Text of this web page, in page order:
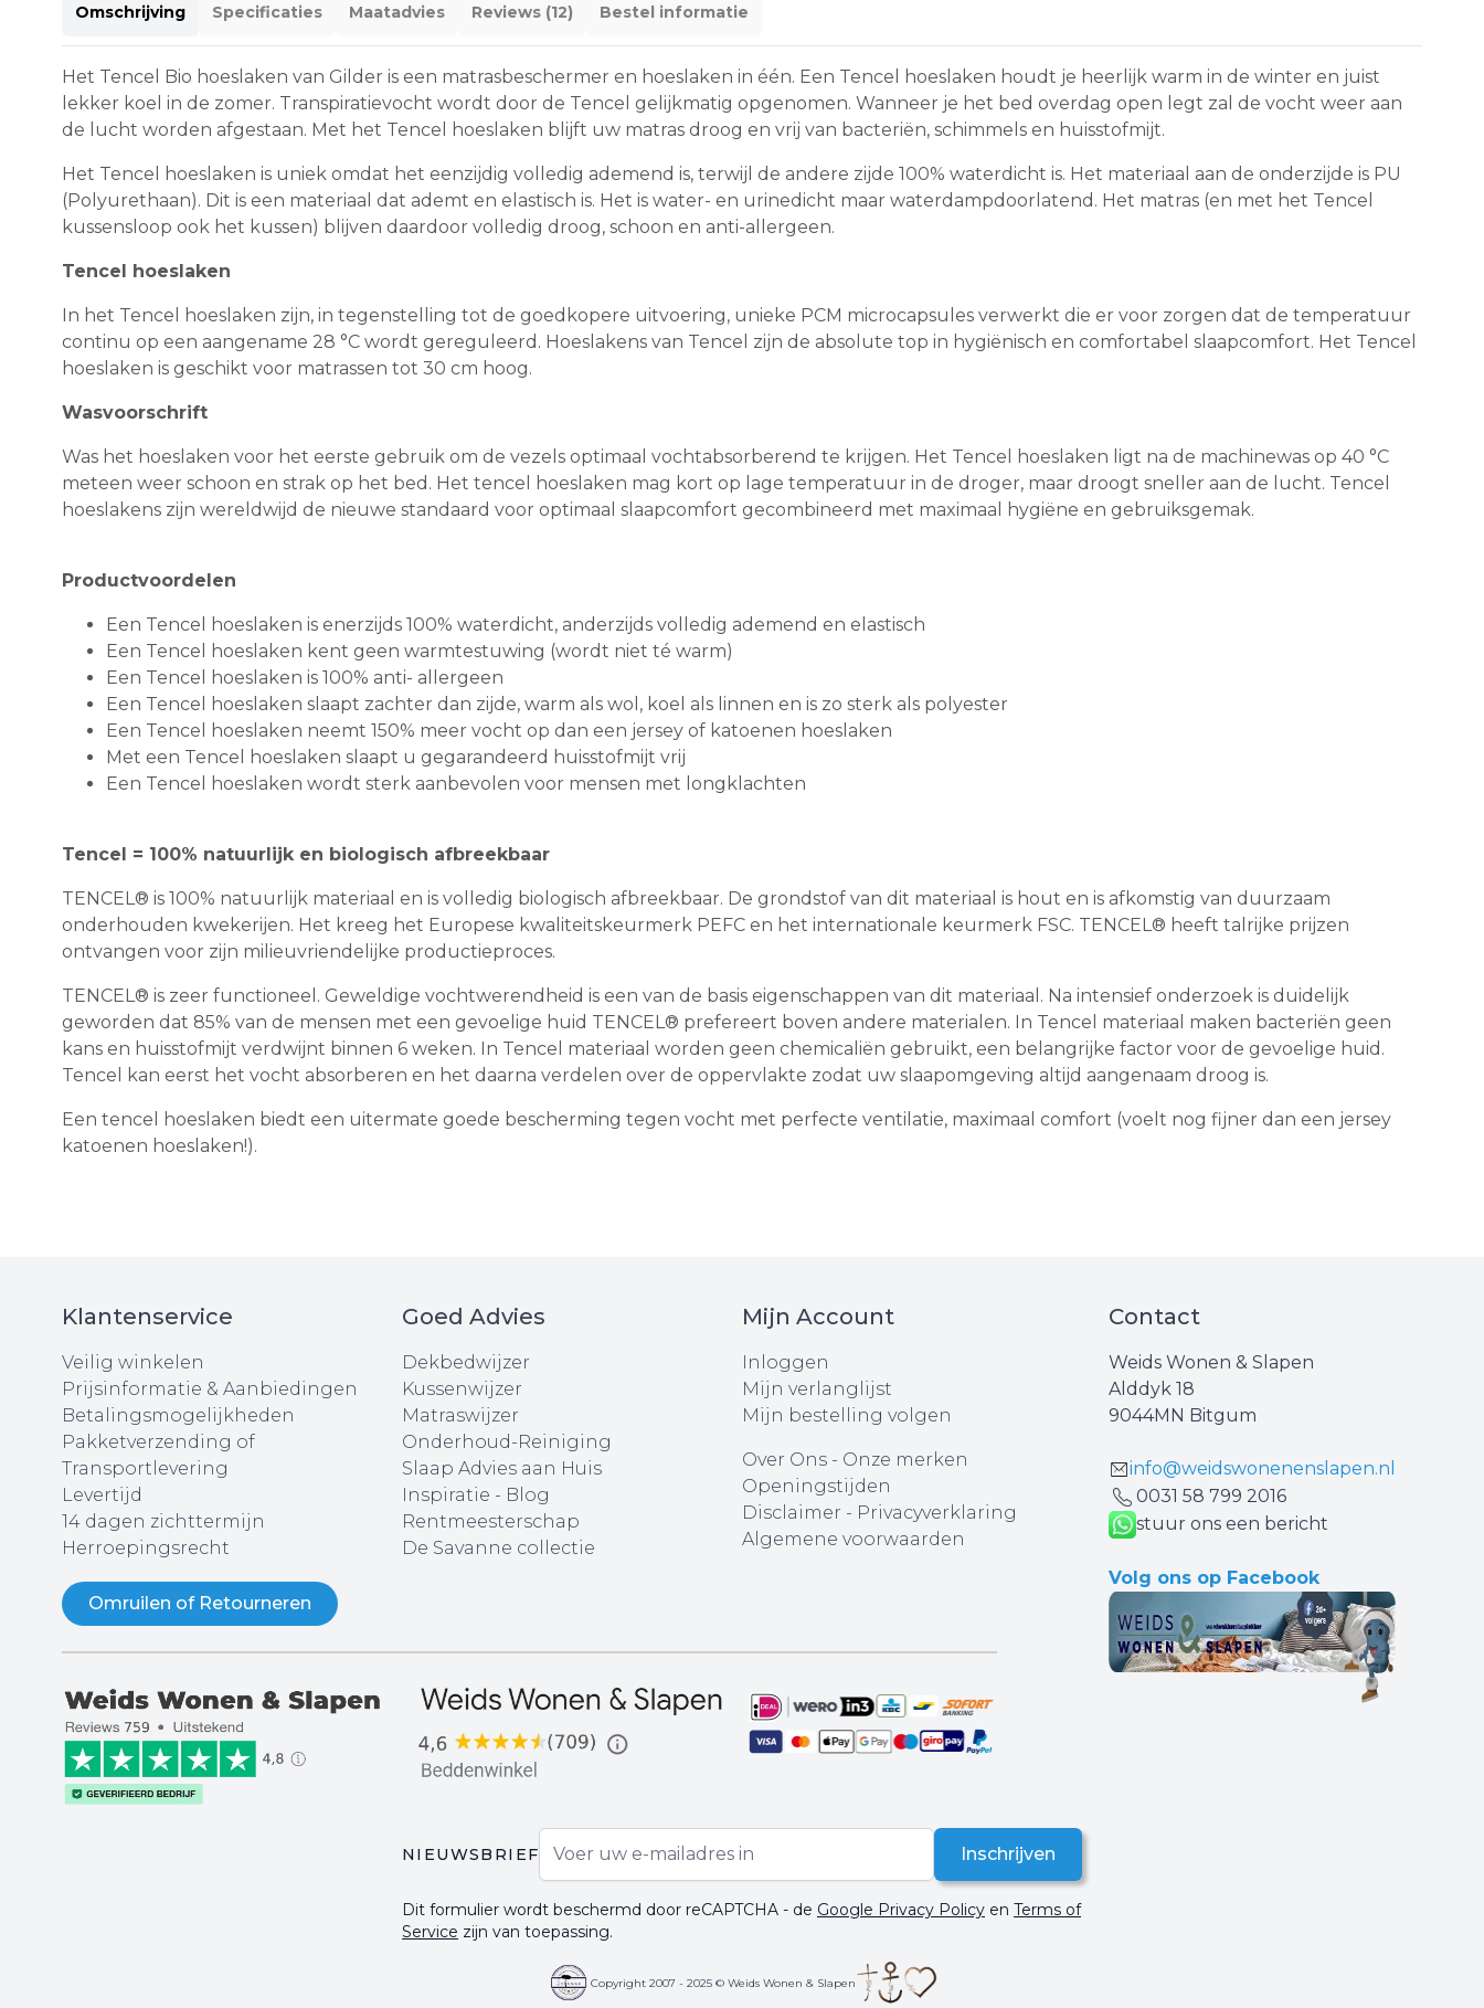
Omschrijving Specificaties Maatadvies Reviews (12) Bestel informatie
Het Tencel Bio hoeslaken van Gilder is een matrasbeschermer en hoeslaken in één. Een Tencel hoeslaken houdt je heerlijk warm in de winter en juist
lekker koel in de zomer. Transpiratievocht wordt door de Tencel gelijkmatig opgenomen. Wanneer je het bed overdag open legt zal de vocht weer aan
de lucht worden afgestaan. Met het Tencel hoeslaken blijft uw matras droog en vrij van bacteriën, schimmels en huisstofmijt.
Het Tencel hoeslaken is uniek omdat het eenzijdig volledig ademend is, terwijl de andere zijde 100% waterdicht is. Het materiaal aan de onderzijde is PU
(Polyurethaan). Dit is een materiaal dat ademt en elastisch is. Het is water- en urinedicht maar waterdampdoorlatend. Het matras (en met het Tencel
kussensloop ook het kussen) blijven daardoor volledig droog, schoon en anti-allergeen.
Tencel hoeslaken
In het Tencel hoeslaken zijn, in tegenstelling tot de goedkopere uitvoering, unieke PCM microcapsules verwerkt die er voor zorgen dat de temperatuur
continu op een aangename 28 °C wordt gereguleerd. Hoeslakens van Tencel zijn de absolute top in hygiënisch en comfortabel slaapcomfort. Het Tencel
hoeslaken is geschikt voor matrassen tot 30 cm hoog.
Wasvoorschrift
Was het hoeslaken voor het eerste gebruik om de vezels optimaal vochtabsorberend te krijgen. Het Tencel hoeslaken ligt na de machinewas op 40 °C
meteen weer schoon en strak op het bed. Het tencel hoeslaken mag kort op lage temperatuur in de droger, maar droogt sneller aan de lucht. Tencel
hoeslakens zijn wereldwijd de nieuwe standaard voor optimaal slaapcomfort gecombineerd met maximaal hygiëne en gebruiksgemak.
Productvoordelen
Een Tencel hoeslaken is enerzijds 100% waterdicht, anderzijds volledig ademend en elastisch
Een Tencel hoeslaken kent geen warmtestuwing (wordt niet té warm)
Een Tencel hoeslaken is 100% anti- allergeen
Een Tencel hoeslaken slaapt zachter dan zijde, warm als wol, koel als linnen en is zo sterk als polyester
Een Tencel hoeslaken neemt 150% meer vocht op dan een jersey of katoenen hoeslaken
Met een Tencel hoeslaken slaapt u gegarandeerd huisstofmijt vrij
Een Tencel hoeslaken wordt sterk aanbevolen voor mensen met longklachten
Tencel = 100% natuurlijk en biologisch afbreekbaar
TENCEL® is 100% natuurlijk materiaal en is volledig biologisch afbreekbaar. De grondstof van dit materiaal is hout en is afkomstig van duurzaam
onderhouden kwekerijen. Het kreeg het Europese kwaliteitskeurmerk PEFC en het internationale keurmerk FSC. TENCEL® heeft talrijke prijzen
ontvangen voor zijn milieuvriendelijke productieproces.
TENCEL® is zeer functioneel. Geweldige vochtwerendheid is een van de basis eigenschappen van dit materiaal. Na intensief onderzoek is duidelijk
geworden dat 85% van de mensen met een gevoelige huid TENCEL® prefereert boven andere materialen. In Tencel materiaal maken bacteriën geen
kans en huisstofmijt verdwijnt binnen 6 weken. In Tencel materiaal worden geen chemicaliën gebruikt, een belangrijke factor voor de gevoelige huid.
Tencel kan eerst het vocht absorberen en het daarna verdelen over de oppervlakte zodat uw slaapomgeving altijd aangenaam droog is.
Een tencel hoeslaken biedt een uitermate goede bescherming tegen vocht met perfecte ventilatie, maximaal comfort (voelt nog fijner dan een jersey
katoenen hoeslaken!).
Klantenservice
Veilig winkelen
Prijsinformatie & Aanbiedingen
Betalingsmogelijkheden
Pakketverzending of
Transportlevering
Levertijd
14 dagen zichttermijn
Herroepingsrecht
Omruilen of Retourneren
Goed Advies
Dekbedwijzer
Kussenwijzer
Matraswijzer
Onderhoud-Reiniging
Slaap Advies aan Huis
Inspiratie - Blog
Rentmeesterschap
De Savanne collectie
Mijn Account
Inloggen
Mijn verlanglijst
Mijn bestelling volgen
Over Ons- Onze merken
Openingstijden
Disclaimer - Privacyverklaring
Algemene voorwaarden
Contact
Weids Wonen & Slapen
Alddyk 18
9044MN Bitgum
info@weidswonenenslapen.nl
0031 ‪58 799 2016‬
stuur ons een bericht
Volg ons op Facebook
NIEUWSBRIEF
E-mail adres
Inschrijven
Dit formulier wordt beschermd door reCAPTCHA - de Google Privacy Policy en Terms of
Service zijn van toepassing.
Copyright 2007 - 2025 © Weids Wonen & Slapen